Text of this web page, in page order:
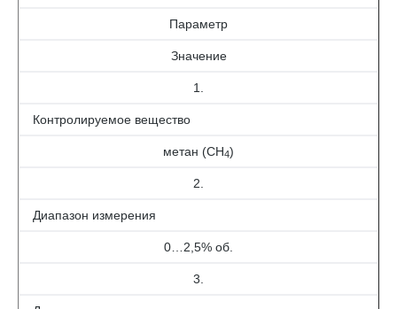
Параметр
Значение
1.
Контролируемое вещество
метан (СН4)
2.
Диапазон измерения
0…2,5% об.
3.